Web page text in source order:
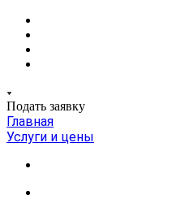
Подать заявку
Главная
Услуги и цены